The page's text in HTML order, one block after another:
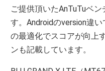
ご提供頂いたAnTuTuベ
す。Androidのversion違
の最適化でスコアが向上
ンも記載しています。